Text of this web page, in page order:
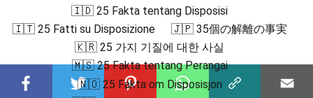
🇮🇩 25 Fakta tentang Disposisi
🇮🇹 25 Fatti su Disposizione
🇯🇵 35個の解離の事実
🇰🇷 25 가지 기질에 대한 사실
🇲🇸 25 Fakta tentang Perangai
🇳🇴 25 Fakta om Disposisjon